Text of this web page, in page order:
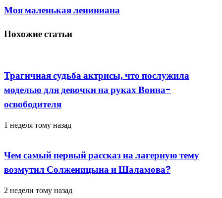
Моя маленькая лениниана
Похожие статьи
Трагичная судьба актрисы, что послужила
моделью для девочки на руках Воина-
освободителя
1 неделя тому назад
Чем самый первый рассказ на лагерную тему
возмутил Солженицына и Шаламова?
2 недели тому назад